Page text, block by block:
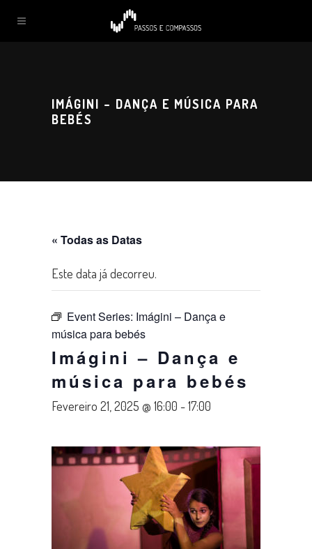
IMÁGINI – DANÇA E MÚSICA PARA
BEBÉS
« Todas as Datas
Este data já decorreu.
Event Series: Imágini – Dança e
música para bebés
Imágini – Dança e
música para bebés
Fevereiro 21, 2025 @ 16:00 -17:00